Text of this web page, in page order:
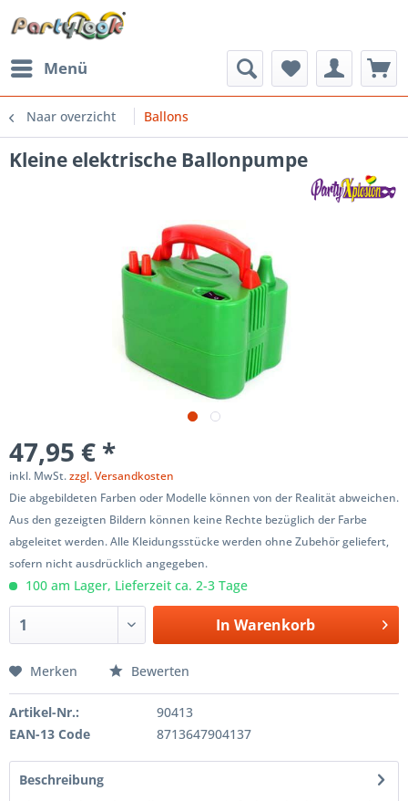
Menü
Naar overzicht Ballons
Kleine elektrische Ballonpumpe
47,95 € *
inkl. MwSt.zzgl. Versandkosten
Die abgebildeten Farben oder Modelle können von der Realität abweichen.
Aus den gezeigten Bildern können keine Rechte bezüglich der Farbe
abgeleitet werden. Alle Kleidungsstücke werden ohne Zubehör geliefert,
sofern nicht ausdrücklich angegeben.
100 am Lager, Lieferzeit ca. 2-3 Tage
In Warenkorb
Merken Bewerten
Artikel-Nr.:
90413
EAN-13 Code
8713647904137
Beschreibung